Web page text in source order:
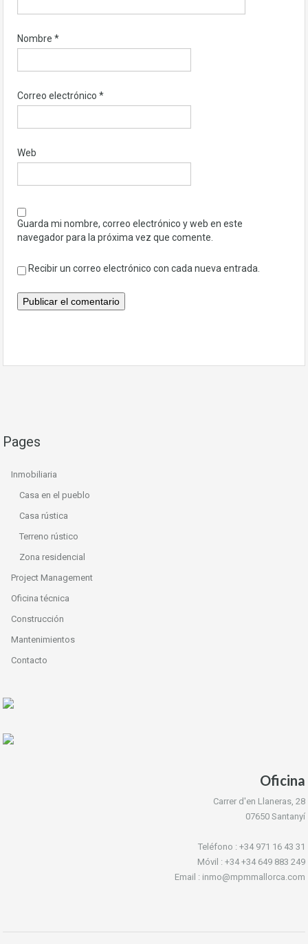
Nombre *
Correo electrónico *
Web
Guarda mi nombre, correo electrónico y web en este
navegador para la próxima vez que comente.
Recibir un correo electrónico con cada nueva entrada.
Pages
Inmobiliaria
Casa en el pueblo
Casa rústica
Terreno rústico
Zona residencial
Project Management
Oficina técnica
Construcción
Mantenimientos
Contacto
Oficina
Carrer d'en Llaneras, 28
07650 Santanyí
Teléfono : +34 971 16 43 31
Móvil : +34 +34 649 883 249
Email : inmo@mpmmallorca.com